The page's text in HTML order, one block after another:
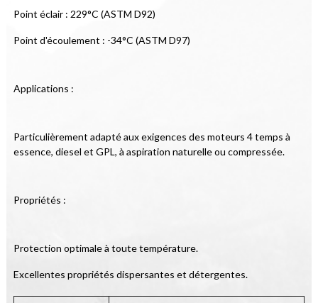
Point éclair : 229°C (ASTM D92)
Point d'écoulement : -34°C (ASTM D97)
Applications :
Particulièrement adapté aux exigences des moteurs 4 temps à
essence, diesel et GPL, à aspiration naturelle ou compressée.
Propriétés :
Protection optimale à toute température.
Excellentes propriétés dispersantes et détergentes.